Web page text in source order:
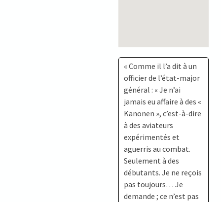
« Comme il l’a dit à un
officier de l’état-major
général : « Je n’ai
jamais eu affaire à des «
Kanonen », c’est-à-dire
à des aviateurs
expérimentés et
aguerris au combat.
Seulement à des
débutants. Je ne reçois
pas toujours… Je
demande ; ce n’est pas